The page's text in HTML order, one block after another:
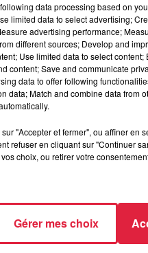
le festival Festimania !
data processing based on
limited data to select advertising;
advertising performance;
different sources; Develop and
Use limited data to select
content; Save and communicate
data to offer following
data; Match and combine data from
"Accepter et fermer", ou affiner en
refuser en cliquant sur "Continuer
choix, ou retirer votre
Gérer mes choix